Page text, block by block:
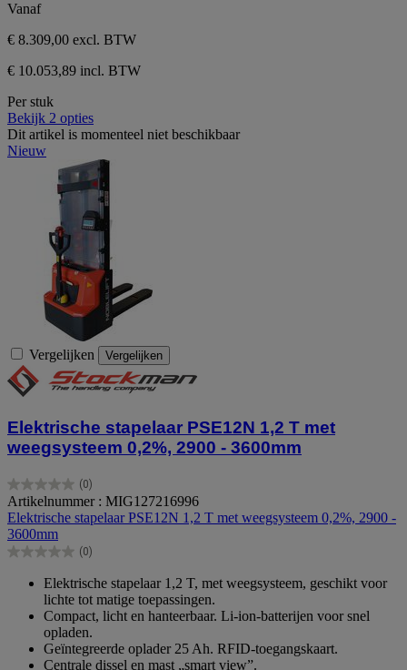
Vanaf
€ 8.309,00 excl. BTW
€ 10.053,89 incl. BTW
Per stuk
Bekijk 2 opties
Dit artikel is momenteel niet beschikbaar
Nieuw
Vergelijken Vergelijken
Elektrische stapelaar PSE12N 1,2 T met
weegsysteem 0,2%, 2900 - 3600mm
(0)
0.0
van
de
5
sterren.
Artikelnummer : MIG127216996
Elektrische stapelaar PSE12N 1,2 T met weegsysteem 0,2%, 2900 -
3600mm
(0)
0.0
sterren.
Elektrische stapelaar 1,2 T, met weegsysteem, geschikt voor
lichte tot matige toepassingen.
Compact, licht en hanteerbaar. Li-ion-batterijen voor snel
opladen.
Geïntegreerde oplader 25 Ah. RFID-toegangskaart.
Centrale dissel en mast „smart view”.